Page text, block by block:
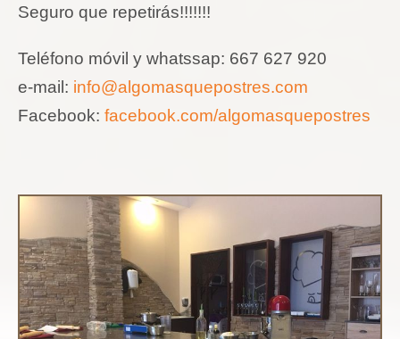
Seguro que repetirás!!!!!!!
Teléfono móvil y whatssap: 667 627 920
e-mail: info@algomasquepostres.com
Facebook: facebook.com/algomasquepostres